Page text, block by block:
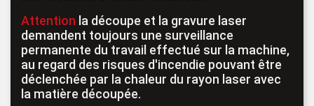
Attention la découpe et la gravure laser
demandent toujours une surveillance
permanente du travail effectué sur la machine,
au regard des risques d'incendie pouvant être
déclenchée par la chaleur du rayon laser avec
la matière découpée.